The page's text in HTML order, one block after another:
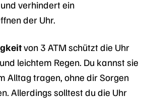
verhindert ein
der Uhr.
von 3 ATM schützt die Uhr
leichtem Regen. Du kannst sie
Alltag tragen, ohne dir Sorgen
Allerdings solltest du die Uhr